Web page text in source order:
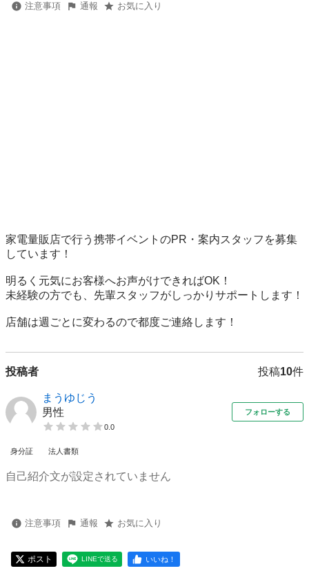
注意事項 通報 お気に入り
家電量販店で行う携帯イベントのPR・案内スタッフを募集
しています！
明るく元気にお客様へお声がけできればOK！
未経験の方でも、先輩スタッフがしっかりサポートします！
店舗は週ごとに変わるので都度ご連絡します！
投稿者 投稿10件
まうゆじう
男性
0.0
フォローする
身分証 法人書類
自己紹介文が設定されていません
注意事項 通報 お気に入り
ポスト LINEで送る いいね！